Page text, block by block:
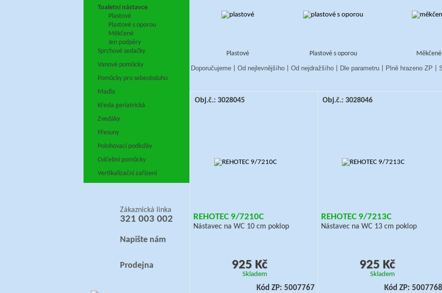
Toaletní nástavce
Plastové
Plastové s oporou
Měkčené
Jen podpěry
Sprchové sedačky
Vanové pomůcky
Pomůcky pro sebeobsluhu
Madla
Křesla geriatrická
Zvedáky
Přesuny
Polohovací podložky
Cvičební pomůcky
Vertikalizační zařízení
Zákaznická linka
321 003 002
Napište nám
Prodejna
Plastové Plastové s oporou Měkčené
Doporučujeme
Od nejlevnějšího Od nejdražšího Dle parametru Plně hrazeno ZP
Obj.č.: 3028045
REHOTEC 9/7210C
Nástavec na WC 10 cm poklop
925 Kč
Skladem
Kód ZP: 5007767
Obj.č.: 3028046
REHOTEC 9/7213C
Nástavec na WC 13 cm poklop
925 Kč
Skladem
Kód ZP: 5007768